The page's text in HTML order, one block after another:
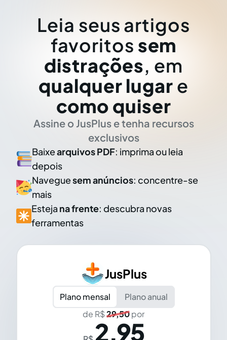
Leia seus artigos
favoritos sem
distrações, em
qualquer lugar e
como quiser
Assine o JusPlus e tenha recursos
exclusivos
Baixearquivos PDF: imprima ou leia
depois
Naveguesem anúncios: concentre-se
mais
Esteja na frente: descubra novas
ferramentas
JusPlus
Plano mensal
Plano anual
de R$29,50por
2,95